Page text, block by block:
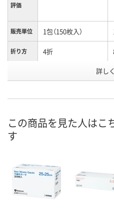
評価
販売単位 1包（150枚入）
折り方 4折
詳し
この商品を見た人はこ
す